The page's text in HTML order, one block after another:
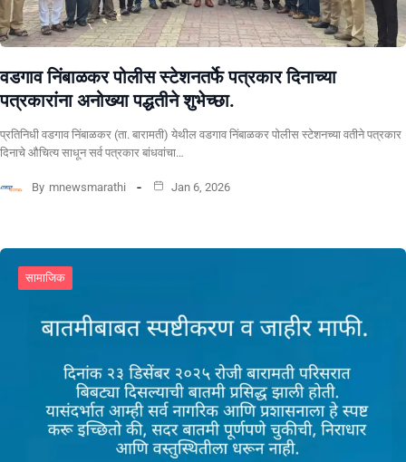
वडगाव निंबाळकर पोलीस स्टेशनतर्फे पत्रकार दिनाच्या
पत्रकारांना अनोख्या पद्धतीने शुभेच्छा.
प्रतिनिधी वडगाव निंबाळकर (ता. बारामती) येथील वडगाव निंबाळकर पोलीस स्टेशनच्या वतीने पत्रकार
दिनाचे औचित्य साधून सर्व पत्रकार बांधवांचा…
By mnewsmarathi Jan 6, 2026
सामाजिक